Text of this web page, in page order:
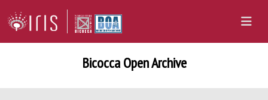
Bicocca Open Archive